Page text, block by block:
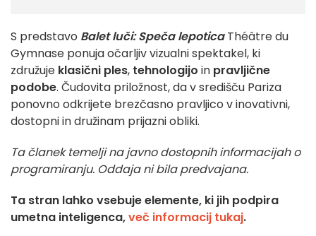
S predstavo Balet luči: Speča lepoticaThéâtre du
Gymnase ponuja očarljiv vizualni spektakel, ki
združuje klasični ples, tehnologijo in pravljične
podobe. Čudovita priložnost, da v središču Pariza
ponovno odkrijete brezčasno pravljico v inovativni,
dostopni in družinam prijazni obliki.
Ta članek temelji na javno dostopnih informacijah o
programiranju. Oddaja ni bila predvajana.
Ta stran lahko vsebuje elemente, ki jih podpira
umetna inteligenca,več informacij tukaj.